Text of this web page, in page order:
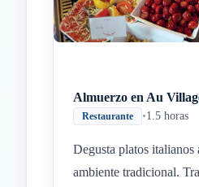
Almuerzo en Au
Restaurante •1.5 horas
Degusta platos italianos
ambiente tradicional.